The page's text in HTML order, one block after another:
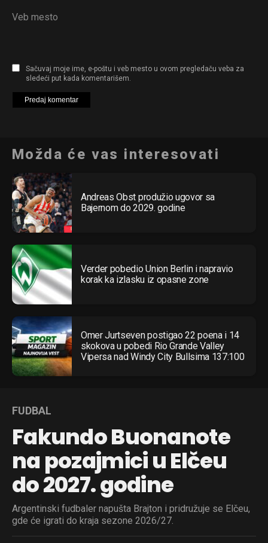
Veb mesto
Sačuvaj moje ime, e-poštu i veb mesto u ovom pregledaču veba za
sledeći put kada komentarišem.
Možda će vas interesovati
Andreas Obst produžio ugovor sa
Bajernom do 2029. godine
Verder pobedio Union Berlin i napravio
korak ka izlasku iz opasne zone
Omer Jurtseven postigao 22 poena i 14
skokova u pobedi Rio Grande Valley
Vipersa nad Windy City Bullsima 137:100
FUDBAL
Fakundo Buonanote
na pozajmici u Elčeu
do 2027. godine
Argentinski fudbaler napušta Brajton i pridružuje se Elčeu,
gde će igrati do kraja sezone 2026/27.